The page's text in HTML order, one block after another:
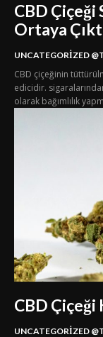
CBD Çiçeği
Ortaya
UNCATEGORIZED
CBD çiçeğinin
edicidir.
olarak bağımlılık
CBD Çiçeği
UNCATEGORIZED